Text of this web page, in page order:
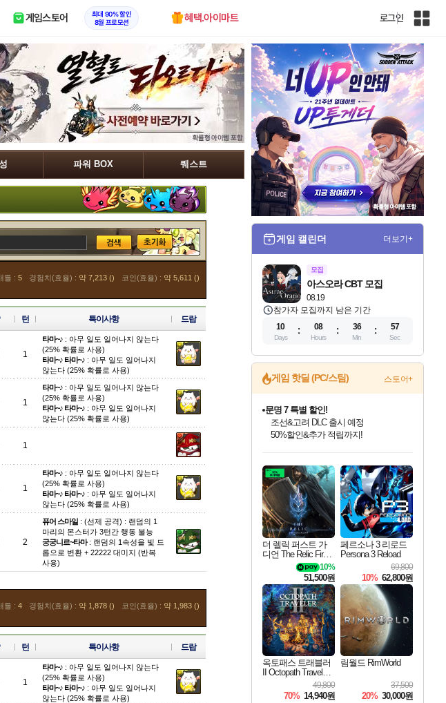
게임스토어
최대 90% 할인
8월 프로모션
혜택.아이마트 로그인
인
전
사
이
트
파워 BOX 퀘스트
틀 : 5 경험치(효율) : 약 7,213 () 코인(효율) : 약 5,611 ()
턴 특이사항 드랍
1
타마~♪ : 아무 일도 일어나지 않는다
(25% 확률로 사용)
타마~♪ 타마~♪ : 아무 일도 일어나지
않는다 (25% 확률로 사용)
1
타마~♪ : 아무 일도 일어나지 않는다
(25% 확률로 사용)
타마~♪ 타마~♪ : 아무 일도 일어나지
않는다 (25% 확률로 사용)
1
1
타마~♪ : 아무 일도 일어나지 않는다
(25% 확률로 사용)
타마~♪ 타마~♪ : 아무 일도 일어나지
않는다 (25% 확률로 사용)
2
퓨어 스마일 : (선제 공격) : 랜덤의 1
마리의 몬스터가 3턴간 행동 불능
궁궁니르~타마: 랜덤의 1속성을 빛 드
롭으로 변환 + 22222 대미지 (반복
사용)
틀 : 4 경험치(효율) : 약 1,878 () 코인(효율) : 약 1,983 ()
턴 특이사항 드랍
1
타마~♪ : 아무 일도 일어나지 않는다
(25% 확률로 사용)
타마~♪ 타마~♪ : 아무 일도 일어나지
않는다 (25% 확률로 사용)
게임 캘린더 더보기+
모집
08.19
아스오라 CBT 모집
참가자 모집까지 남은 기간
10
Days
08
Hours
36
Min
56
Sec
게임 핫딜 (PC/스팀) 스토어+
최대 90% 할인가를 만나보세요!
네이버혜택과 함께 만나보세요!
문명 7 특별 할인!
조선&고려 DLC 출시 예정
50%할인&추가 적립까지!
네이버 포인트 혜택까지!
이니&베니 혜택까지!
네이버 혜택가와 함께 예약하세요!
할인&네이버혜택으로 만나보세요!
네이버페이 혜택과 만나보세요!
40주년 프로모션으로 만나보세요!
할인가에 만나보세요!
일부 에디션 상시 할인!
혜택으로 예약 판매 중
편안하게 충전하세요
더 렐릭 퍼스트 가
디언 The Relic First
10%
51,500원
페르소나 3 리로드
Persona 3 Reload
69,800
10% 62,800원
옥토패스 트래블러
II Octopath Traveler I
49,800
70% 14,940원
림월드 RimWorld
37,500
20% 30,000원